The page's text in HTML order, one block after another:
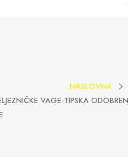
NASLOVNA
VAGE-TIPSKA